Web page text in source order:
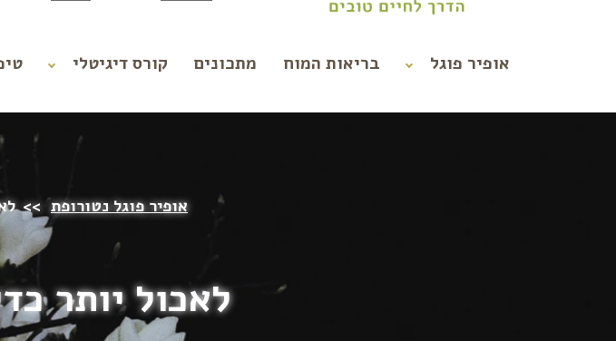
אופיר פוגל בריאות המוח מתכונים קורס דיגיטלי
אופיר פוגל נטורופת >>
לאכול יותר